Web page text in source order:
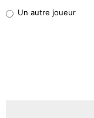
9%
Un autre joueur